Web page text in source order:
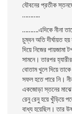
যৌবনের প্রতীক
………..
……….এদিকে নীনা
চুম্বন অতি দীর্ঘায়ত
দিয়ে নিজের পায়জামা
সামনে। তারপর
বােতাম খুলে দিয়ে
সফল হতে পারে নি।
একজোড়া স্তনের মাঝে
রেনু রেনু হয়ে খুঁড়িয়ে
বাধ্য হয়েছিল। তার